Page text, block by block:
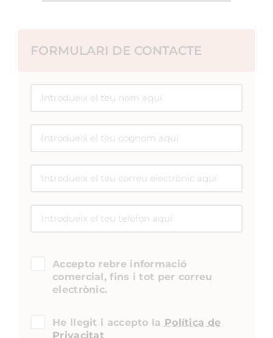
FORMULARI DE CONTACTE
Accepto rebre informació
comercial, fins i tot per correu
electrònic.
He llegit i accepto la Política de
Privacitat